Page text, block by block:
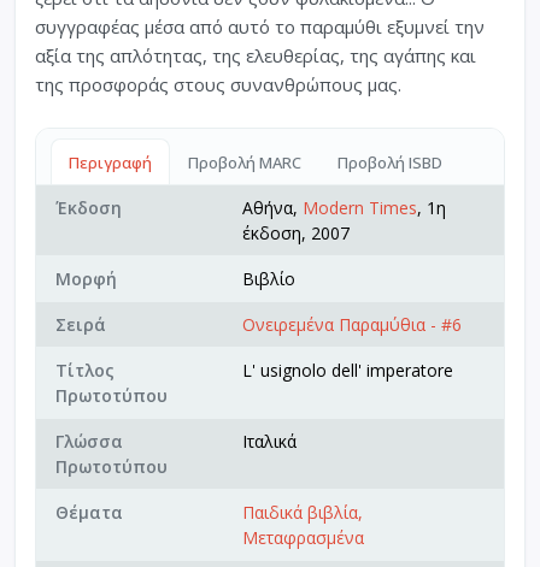
συγγραφέας μέσα από αυτό το παραμύθι εξυμνεί την
αξία της απλότητας, της ελευθερίας, της αγάπης και
της προσφοράς στους συνανθρώπους μας.
Περιγραφή Προβολή MARC Προβολή ISBD
Έκδοση Αθήνα, Modern Times, 1η
έκδοση, 2007
Μορφή
Βιβλίο
Σειρά
Ονειρεμένα Παραμύθια - #6
Τίτλος
Πρωτοτύπου
L' usignolo dell' imperatore
Γλώσσα
Πρωτοτύπου
Ιταλικά
Θέματα
Παιδικά βιβλία,
Μεταφρασμένα